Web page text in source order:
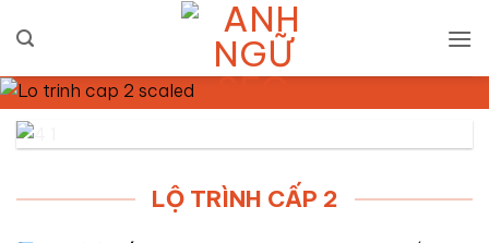
qua
dung
LỘ TRÌNH CẤP 2